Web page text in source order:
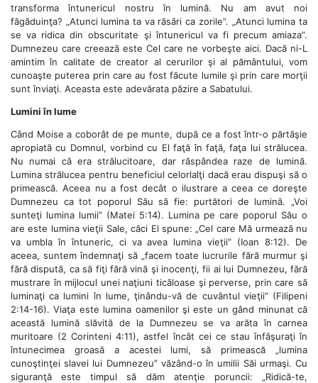
transforma întunericul nostru în lumină. Nu am avut noi
făgăduinţa? „Atunci lumina ta va răsări ca zorile”. „Atunci lumina ta
se va ridica din obscuritate şi întunericul va fi precum amiaza”.
Dumnezeu care creează este Cel care ne vorbeşte aici. Dacă ni-L
amintim în calitate de creator al cerurilor şi al pământului, vom
cunoaşte puterea prin care au fost făcute lumile şi prin care morţii
sunt înviaţi. Aceasta este adevărata păzire a Sabatului.
Lumini în lume
Când Moise a coborât de pe munte, după ce a fost într-o părtăşie
apropiată cu Domnul, vorbind cu El faţă în faţă, faţa lui strălucea.
Nu numai că era strălucitoare, dar răspândea raze de lumină.
Lumina strălucea pentru beneficiul celorlalţi dacă erau dispuşi să o
primească. Aceea nu a fost decât o ilustrare a ceea ce doreşte
Dumnezeu ca tot poporul Său să fie: purtători de lumină. „Voi
sunteţi lumina lumii” (Matei 5:14). Lumina pe care poporul Său o
are este lumina vieţii Sale, căci El spune: „Cel care Mă urmează nu
va umbla în întuneric, ci va avea lumina vieţii” (Ioan 8:12). De
aceea, suntem îndemnaţi să „facem toate lucrurile fără murmur şi
fără dispută, ca să fiţi fără vină şi inocenţi, fii ai lui Dumnezeu, fără
mustrare în mijlocul unei naţiuni ticăloase şi perverse, prin care să
luminaţi ca lumini în lume, ţinându-vă de cuvântul vieţii” (Filipeni
2:14-16). Viaţa este lumina oamenilor şi este un gând minunat că
această lumină slăvită de la Dumnezeu se va arăta în carnea
muritoare (2 Corinteni 4:11), astfel încât cei ce stau înfăşuraţi în
întunecimea groasă a acestei lumi, să primească „lumina
cunoştinţei slavei lui Dumnezeu” văzând-o în umilii Săi urmaşi. Cu
siguranţă este timpul să dăm atenţie poruncii: „Ridică-te,